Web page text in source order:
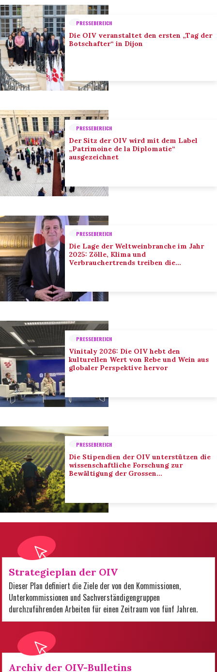
PRESSEBEREICH
Die OIV veranstaltet den ersten „Tag der
Botschafter“ in Dijon
PRESSEBEREICH
Der Sitz der OIV wird mit dem Label
„Patrimoine de la Diplomatie“
ausgezeichnet
PRESSEBEREICH
Die Lage der Weltweinbranche im Jahr
2025: Zölle, Klima und
Verbrauchertrends treiben die
PRESSEBEREICH
Vinitaly 2026: Die OIV hebt den
kulturellen Wert von Rebe und Wein aus
globaler Perspektive hervor
PRESSEBEREICH
Die Stipendien der OIV unterstützen die
wissenschaftliche Forschung zur
Bewältigung der Grossen
Strategieplan der OIV
Dieser Plan definiert die Ziele der von den Kommissionen,
Unterkommissionen und Sachverständigengruppen
durchzuführenden Arbeiten für einen Zeitraum von fünf Jahren.
Archiv der OIV-Bulletins